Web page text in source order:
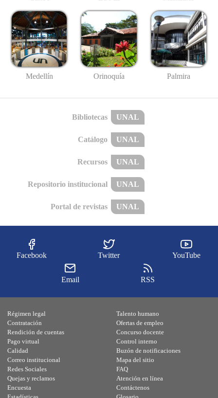
Medellín Orinoquía Palmira
Bibliotecas UNAL
Catálogo UNAL
Recursos UNAL
Repositorio institucional UNAL
Portal de revistas UNAL
Facebook Twitter YouTube
Email RSS
Régimen legal
Contratación
Rendición de cuentas
Pago virtual
Calidad
Talento humano
Ofertas de empleo
Concurso docente
Control interno
Buzón de notificaciones
Correo institucional
Redes Sociales
Quejas y reclamos
Encuesta
Mapa del sitio
FAQ
Atención en línea
Contáctenos